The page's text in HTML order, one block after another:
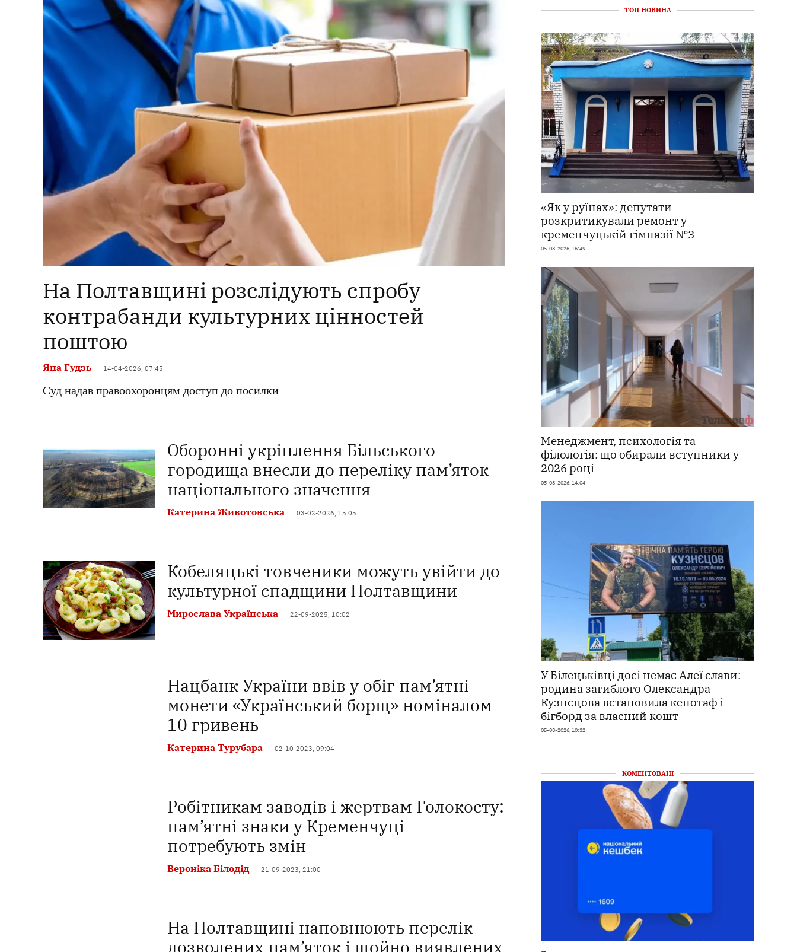
На Полтавщині розслідують спробу
контрабанди культурних цінностей
поштою
Яна Гудзь 14-04-2026, 07:45
Суд надав правоохоронцям доступ до посилки
Оборонні укріплення Більського
городища внесли до переліку пам’яток
національного значення
Катерина Животовська 03-02-2026, 15:05
Кобеляцькі товченики можуть увійти до
культурної спадщини Полтавщини
Мирослава Українська 22-09-2025, 10:02
Нацбанк України ввів у обіг пам’ятні
монети «Український борщ» номіналом
10 гривень
Катерина Турубара 02-10-2023, 09:04
Робітникам заводів і жертвам Голокосту:
пам’ятні знаки у Кременчуці
потребують змін
Вероніка Білодід 21-09-2023, 21:00
На Полтавщині наповнюють перелік
дозволених пам’яток і щойно виявлених
ТОП НОВИНА
«Як у руїнах»: депутати
розкритикували ремонт у
кременчуцькій гімназії №3
05-08-2026, 16:49
Менеджмент, психологія та
філологія: що обирали вступники у
2026 році
05-08-2026, 14:04
У Білецьківці досі немає Алеї слави:
родина загиблого Олександра
Кузнєцова встановила кенотаф і
бігборд за власний кошт
05-08-2026, 10:32
КОМЕНТОВАНІ